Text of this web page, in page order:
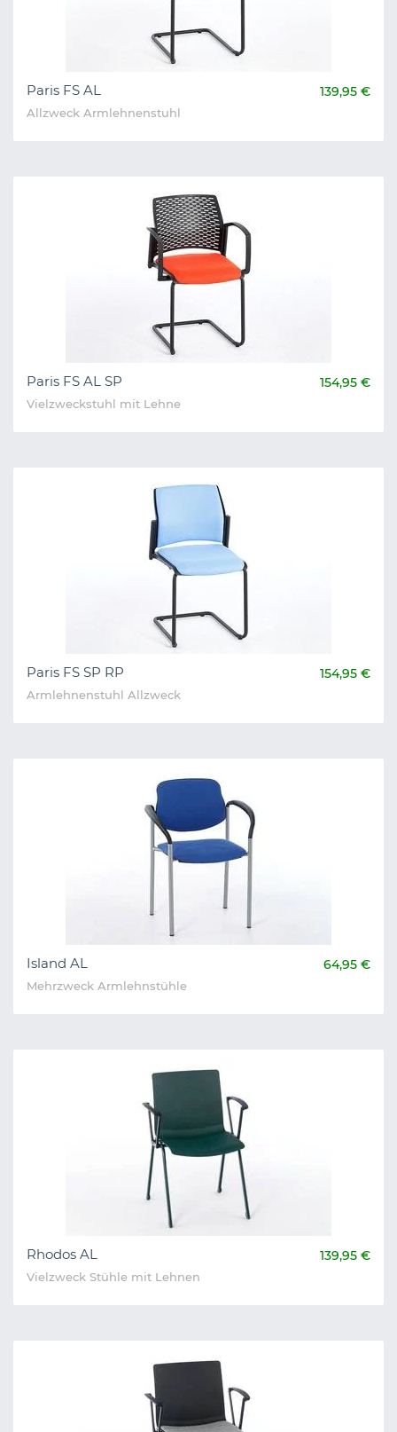
Paris FS AL 139,95 €
Allzweck Armlehnenstuhl
Paris FS AL SP 154,95 €
Vielzweckstuhl mit Lehne
Paris FS SP RP 154,95 €
Armlehnenstuhl Allzweck
Island AL 64,95 €
Mehrzweck Armlehnstühle
Rhodos AL 139,95 €
Vielzweck Stühle mit Lehnen